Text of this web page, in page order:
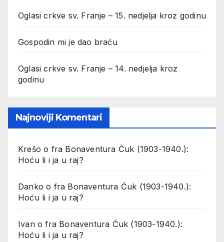
Oglasi crkve sv. Franje – 15. nedjelja kroz godinu
Gospodin mi je dao braću
Oglasi crkve sv. Franje – 14. nedjelja kroz
godinu
Najnoviji Komentari
Krešo o fra Bonaventura Ćuk (1903-1940.):
Hoću li i ja u raj?
Danko o fra Bonaventura Ćuk (1903-1940.):
Hoću li i ja u raj?
Ivanofra Bonaventura Ćuk (1903-1940.):
Hoću li i ja u raj?